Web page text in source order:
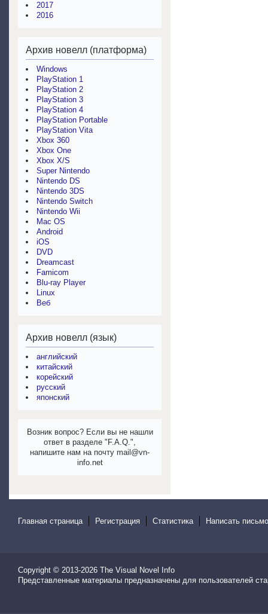
2017
2016
Архив новелл (платформа)
Windows
PlayStation 1
PlayStation 2
PlayStation 3
PlayStation 4
PlayStation Portable
PlayStation Vita
Xbox 360
Xbox One
Xbox X/S
Super Nintendo
Nintendo DS
Nintendo 3DS
Nintendo Switch
Nintendo Wii
Mac OS
Android
iOS
DVD
Dreamcast
Famicom
Blu-ray Player
Linux
Веб
Архив новелл (язык)
английский
китайский
корейский
русский
японский
Возник вопрос? Если вы не нашли
ответ в разделе "F.A.Q.",
напишите нам на почту mail@vn-
info.net
Главная страница Регистрация Статистика Написать
Copyright © 2013-2026 The Visual Novel Info
Представленные материалы предназначены для пользователей